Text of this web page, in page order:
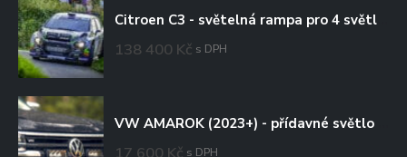
138 400 Kč s DPH
s DPH